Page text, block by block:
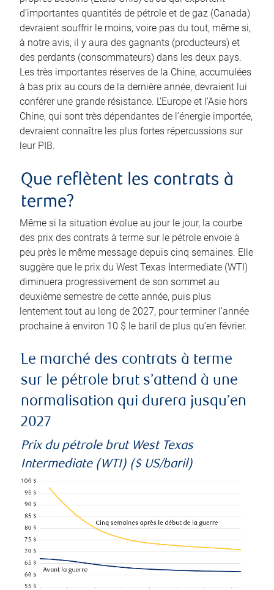
d’importantes quantités de pétrole et de gaz (Canada)
devraient souffrir le moins, voire pas du tout, même si,
à notre avis, il y aura des gagnants (producteurs) et
des perdants (consommateurs) dans les deux pays.
Les très importantes réserves de la Chine, accumulées
à bas prix au cours de la dernière année, devraient lui
conférer une grande résistance. L’Europe et l’Asie hors
Chine, qui sont très dépendantes de l’énergie importée,
devraient connaître les plus fortes répercussions sur
leur PIB.
Que reflètent les contrats à
terme?
Même si la situation évolue au jour le jour, la courbe
des prix des contrats à terme sur le pétrole envoie à
peu près le même message depuis cinq semaines. Elle
suggère que le prix du West Texas Intermediate (WTI)
diminuera progressivement de son sommet au
deuxième semestre de cette année, puis plus
lentement tout au long de 2027, pour terminer l’année
prochaine à environ 10 $ le baril de plus qu’en février.
Le marché des contrats à terme
sur le pétrole brut s’attend à une
normalisation qui durera jusqu’en
2027
Prix du pétrole brut West Texas
Intermediate (WTI) ($ US/baril)